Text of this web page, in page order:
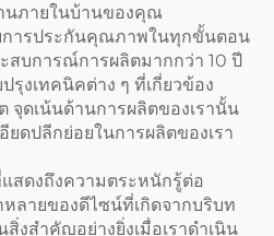
นภายในบ้านของคุณ
การประกันคุณภาพในทุกขั้นตอน
สบการณ์การผลิตมากกว่า 10 ปี
รุงเทคนิคต่าง ๆ ที่เกี่ยวข้อง
จุดเน้นด้านการผลิตของเรานั้น
ดปลีกย่อยในการผลิตของเรา
สดงถึงความตระหนักรู้ต่อ
ลายของดีไซน์ที่เกิดจากบริบท
งสำคัญอย่างยิ่งเมื่อเราดำเนิน